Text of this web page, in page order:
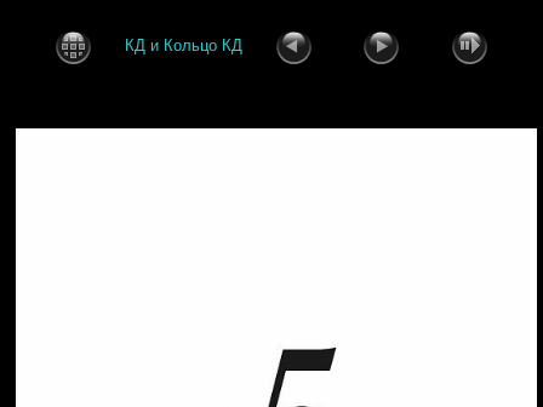
КД и Кольцо КД